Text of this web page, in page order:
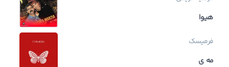
هیوا
فرمیسک
مه ی